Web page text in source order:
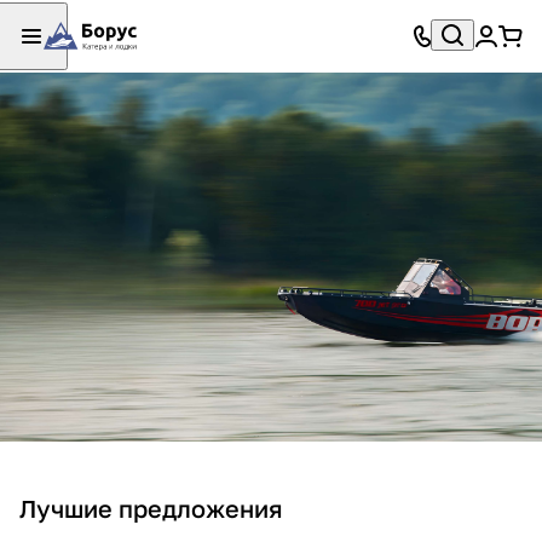
Лучшие предложения